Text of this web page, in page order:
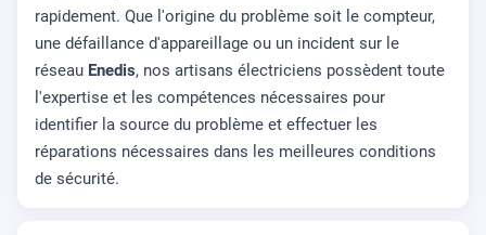
rapidement. Que l'origine du problème soit le compteur,
une défaillance d'appareillage ou un incident sur le
réseau Enedis, nos artisans électriciens possèdent toute
l'expertise et les compétences nécessaires pour
identifier la source du problème et effectuer les
réparations nécessaires dans les meilleures conditions
de sécurité.